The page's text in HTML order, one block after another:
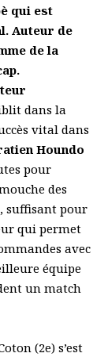
qui est
Auteur de
de la
dans la
vital dans
Houndo
pour
des
suffisant pour
qui permet
avec
équipe
un match
(2e) s’est